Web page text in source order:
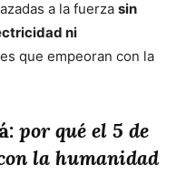
a la fuerza sin
ni
que empeoran con la
por qué el 5 de
la humanidad